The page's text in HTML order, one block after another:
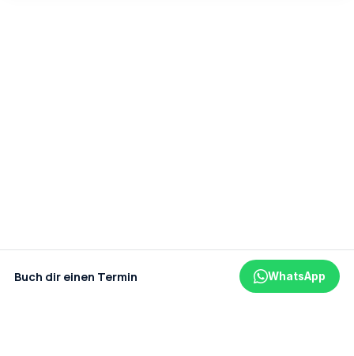
Buch dir einen Termin WhatsApp